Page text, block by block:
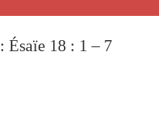
18 : 1 – 7